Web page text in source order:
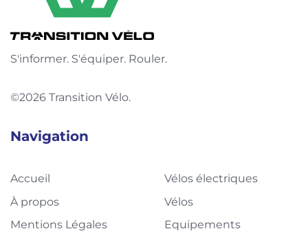
S'informer. S'équiper. Rouler.
©2026 Transition Vélo.
Navigation
Accueil
À propos
Mentions Légales
Vélos électriques
Vélos
Equipements